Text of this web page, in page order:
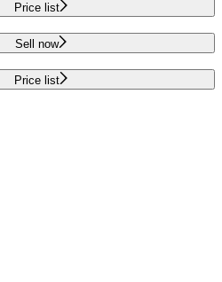
Price list
Sell now
Price list